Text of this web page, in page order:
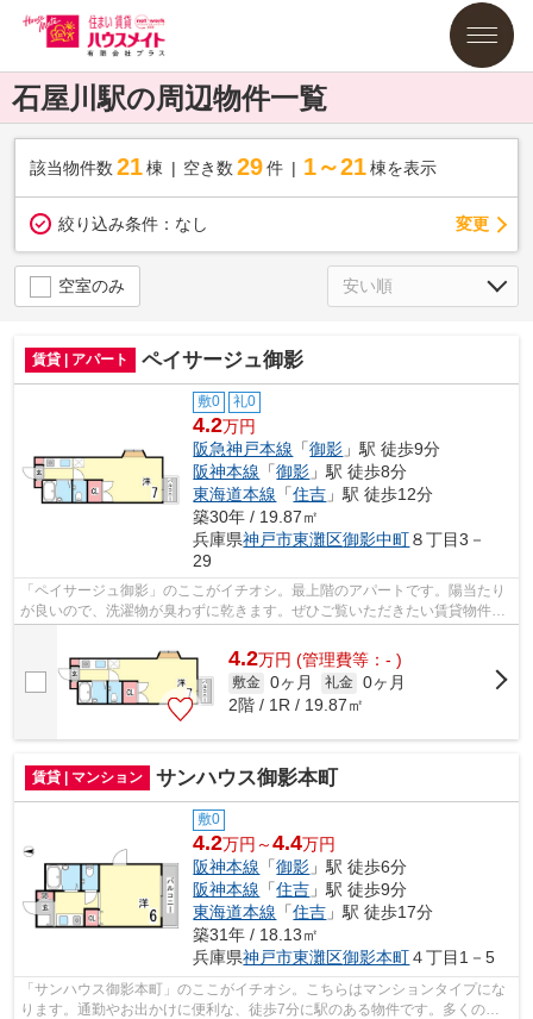
石屋川駅の周辺物件一覧
該当物件数 21棟 空き数 29 件 1～21 棟を表示
絞り込み条件： なし 変更
空室のみ
賃貸 | アパート ペイサージュ御影
敷0 礼0
4.2万円
阪急神戸本線 「御影 」駅 徒歩9分
阪神本線 「御影 」駅 徒歩8分
東海道本線 「住吉 」駅 徒歩12分
築30年 / 19.87㎡
兵庫県神戸市東灘区御影中町８丁目3－
29
「ペイサージュ御影」のここがイチオシ。最上階のアパートです。陽当たり
が良いので、洗濯物が臭わずに乾きます。ぜひご覧いただきたい賃貸物件で
す。できるだけ早めに不動産情報を集...
4.2万円 (管理費等：- )
敷金 0ヶ月 礼金 0ヶ月
2階 / 1R / 19.87㎡
賃貸 | マンション サンハウス御影本町
敷0
4.2万円～4.4万円
阪神本線 「御影 」駅 徒歩6分
阪神本線 「住吉 」駅 徒歩9分
東海道本線 「住吉 」駅 徒歩17分
築31年 / 18.13㎡
兵庫県神戸市東灘区御影本町４丁目1－5
「サンハウス御影本町」のここがイチオシ。こちらはマンションタイプにな
ります。通勤やお出かけに便利な、徒歩7分に駅のある物件です。多くの方